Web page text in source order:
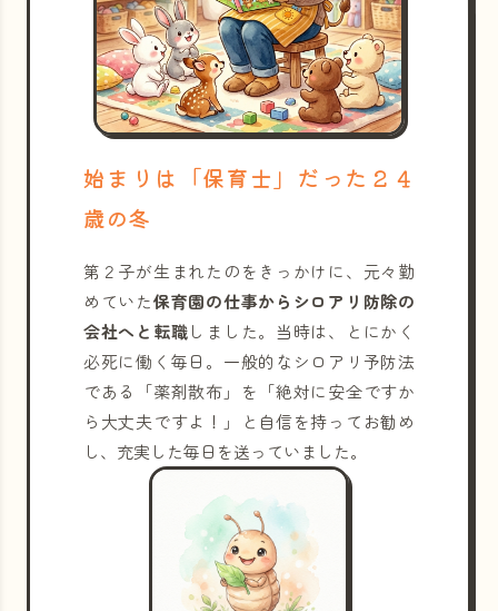
始まりは「保育士」だった２４
歳の冬
第２子が生まれたのをきっかけに、元々勤
めていた保育園の仕事からシロアリ防除の
会社へと転職しました。当時は、とにかく
必死に働く毎日。一般的なシロアリ予防法
である「薬剤散布」を「絶対に安全ですか
ら大丈夫ですよ！」と自信を持ってお勧め
し、充実した毎日を送っていました。